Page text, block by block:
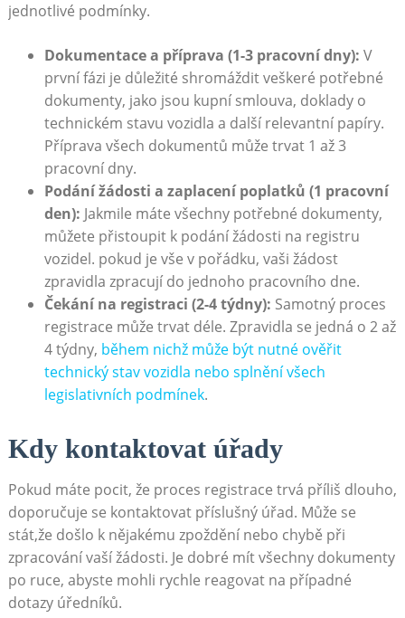
jednotlivé podmínky.
Dokumentace a příprava (1-3 pracovní dny): V
první fázi je důležité shromáždit veškeré potřebné
dokumenty, jako jsou kupní smlouva, doklady o
technickém stavu vozidla a další relevantní papíry.
Příprava všech dokumentů může trvat 1 až 3
pracovní dny.
Podání žádosti a zaplacení poplatků (1 pracovní
den): Jakmile máte všechny potřebné dokumenty,
můžete přistoupit k podání žádosti na registru
vozidel. pokud je vše v pořádku, vaši žádost
zpravidla zpracují do jednoho pracovního dne.
Čekání na registraci (2-4 týdny): Samotný proces
registrace může trvat déle. Zpravidla se jedná o 2 až
4 týdny, během nichž může být nutné ověřit
technický stav vozidla nebo splnění všech
legislativních podmínek.
Kdy kontaktovat úřady
Pokud máte pocit, že proces registrace trvá příliš dlouho,
doporučuje se kontaktovat příslušný úřad. Může se
stát,že došlo k nějakému zpoždění nebo chybě při
zpracování vaší žádosti. Je dobré mít všechny dokumenty
po ruce, abyste mohli rychle reagovat na případné
dotazy úředníků.